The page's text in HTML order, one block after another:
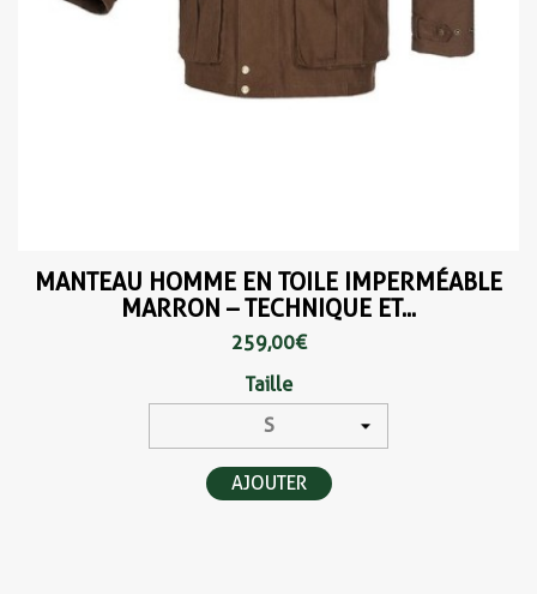
MANTEAU HOMME EN TOILE IMPERMÉABLE
MARRON – TECHNIQUE ET...
259,00 €
Taille
AJOUTER